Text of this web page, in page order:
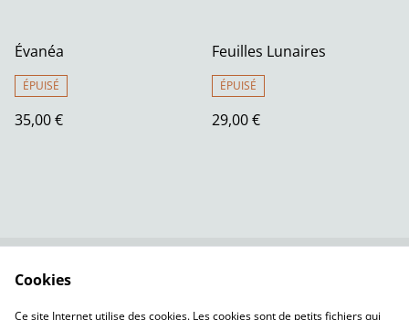
Évanéa
ÉPUISÉ
35,00 €
Feuilles Lunaires
ÉPUISÉ
29,00 €
Politique de
Politique de cookies
Cookies
Ce site Internet utilise des cookies. Les cookies sont de petits fichiers qui